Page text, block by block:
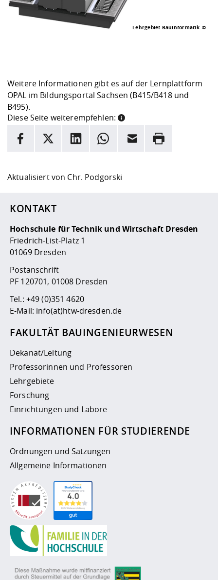
Lehrgebiet Bauinformatik
Weitere Informationen gibt es auf der Lernplattform
OPAL im Bildungsportal Sachsen (B415/B418und
B495).
Diese Seite weiterempfehlen:
INFORMATION
Hier stehen weitere Informationen und ein Link zur
Facebook
X LinkedInWhatsappE-Mail Drucken
Aktualisiert von Chr. Podgorski
KONTAKT
Hochschule für Technik und Wirtschaft Dresden
Friedrich-List-Platz 1
01069 Dresden
Postanschrift
PF 120701, 01008 Dresden
Tel.: +49 (0)351 4620
E-Mail: info(at)htw-dresden.de
FAKULTÄT BAUINGENIEURWESEN
Dekanat/Leitung
Professorinnen und Professoren
Lehrgebiete
Forschung
Einrichtungen und Labore
INFORMATIONEN FÜR STUDIERENDE
Ordnungen und Satzungen
Allgemeine Informationen